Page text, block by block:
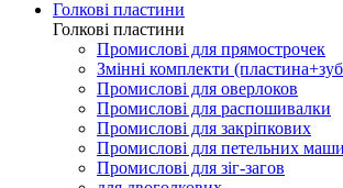
Голкові пластини
Голкові пластини
Промислові для прямострочек
Змінні комплекти
Промислові для оверлоков
Промислові для распошивалки
Промислові для закріпкових
Промислові для петельних
Промислові для зіг-загов